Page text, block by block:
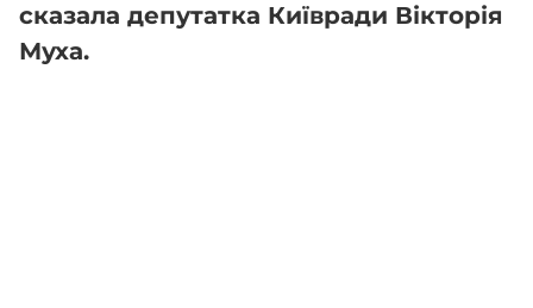
сказала депутатка Київради Вікторія
Муха.